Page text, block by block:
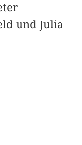
und Julia